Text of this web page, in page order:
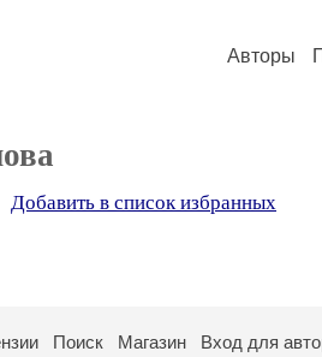
Авторы
Добавить в список избранных
Поиск Магазин Вход для